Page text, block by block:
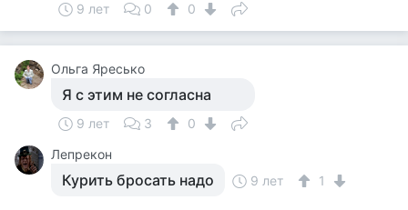
9 лет 0 0
Ольга Яресько
Я с этим не согласна
9 лет 3
0
Лепрекон
Курить бросать надо 9 лет 1